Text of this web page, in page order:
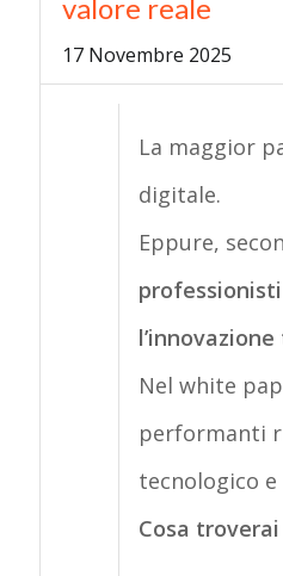
valore reale
17 Novembre 2025
La maggior
digitale.
Eppure,
professionisti
Nel white
performanti
tecnologico
Cosa